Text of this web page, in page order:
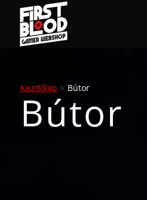
Kezdőlap > Bútor
Bútor